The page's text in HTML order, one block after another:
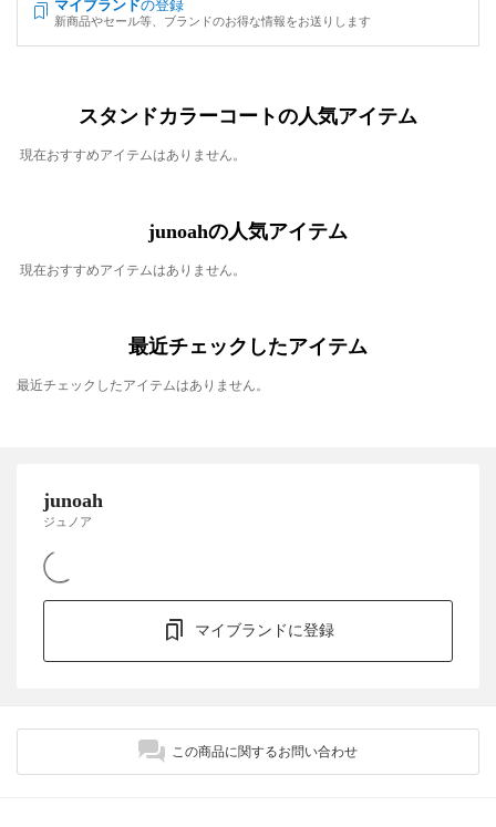
マイブランドの登録
新商品やセール等、ブランドのお得な情報をお送りします
スタンドカラーコートの人気アイテム
現在おすすめアイテムはありません。
junoahの人気アイテム
現在おすすめアイテムはありません。
最近チェックしたアイテム
最近チェックしたアイテムはありません。
junoah
ジュノア
マイブランドに登録
この商品に関するお問い合わせ